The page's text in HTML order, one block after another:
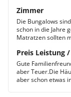
Zimmer
Die Bungalows
schon in die Jahre
Matratzen sollten
Preis Leistung
Gute
aber Teuer.Die
aber schon etwas